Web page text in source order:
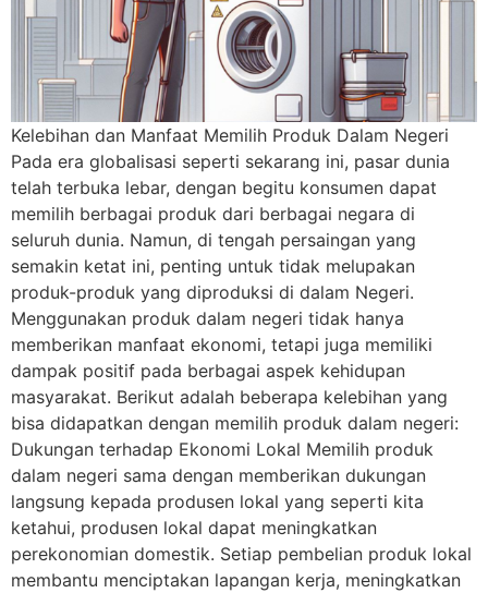
Kelebihan dan Manfaat Memilih Produk Dalam Negeri
Pada era globalisasi seperti sekarang ini, pasar dunia
telah terbuka lebar, dengan begitu konsumen dapat
memilih berbagai produk dari berbagai negara di
seluruh dunia. Namun, di tengah persaingan yang
semakin ketat ini, penting untuk tidak melupakan
produk-produk yang diproduksi di dalam Negeri.
Menggunakan produk dalam negeri tidak hanya
memberikan manfaat ekonomi, tetapi juga memiliki
dampak positif pada berbagai aspek kehidupan
masyarakat. Berikut adalah beberapa kelebihan yang
bisa didapatkan dengan memilih produk dalam negeri:
Dukungan terhadap Ekonomi Lokal Memilih produk
dalam negeri sama dengan memberikan dukungan
langsung kepada produsen lokal yang seperti kita
ketahui, produsen lokal dapat meningkatkan
perekonomian domestik. Setiap pembelian produk lokal
membantu menciptakan lapangan kerja, meningkatkan